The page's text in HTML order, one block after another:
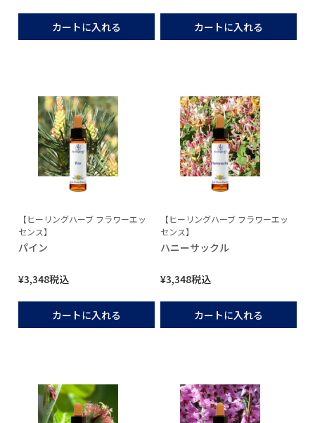
カートに入れる カートに入れる
【ヒーリングハーブ フラワーエッ
センス】
パイン
¥3,348税込
カートに入れる
【ヒーリングハーブ フラワーエッ
センス】
ハニーサックル
¥3,348税込
カートに入れる